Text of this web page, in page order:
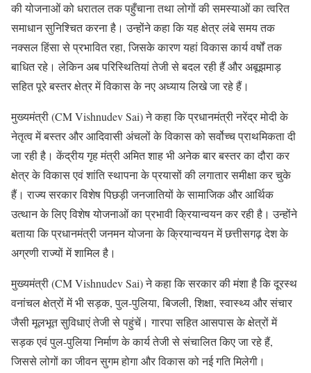
की योजनाओं को धरातल तक पहुँचाना तथा लोगों की समस्याओं का त्वरित
समाधान सुनिश्चित करना है। उन्होंने कहा कि यह क्षेत्र लंबे समय तक
नक्सल हिंसा से प्रभावित रहा, जिसके कारण यहां विकास कार्य वर्षों तक
बाधित रहे। लेकिन अब परिस्थितियां तेजी से बदल रही हैं और अबूझमाड़
सहित पूरे बस्तर क्षेत्र में विकास के नए अध्याय लिखे जा रहे हैं।
मुख्यमंत्री (CM Vishnudev Sai) ने कहा कि प्रधानमंत्री नरेंद्र मोदी के
नेतृत्व में बस्तर और आदिवासी अंचलों के विकास को सर्वोच्च प्राथमिकता दी
जा रही है। केंद्रीय गृह मंत्री अमित शाह भी अनेक बार बस्तर का दौरा कर
क्षेत्र के विकास एवं शांति स्थापना के प्रयासों की लगातार समीक्षा कर चुके
हैं। राज्य सरकार विशेष पिछड़ी जनजातियों के सामाजिक और आर्थिक
उत्थान के लिए विशेष योजनाओं का प्रभावी क्रियान्वयन कर रही है। उन्होंने
बताया कि प्रधानमंत्री जनमन योजना के क्रियान्वयन में छत्तीसगढ़ देश के
अग्रणी राज्यों में शामिल है।
मुख्यमंत्री (CM Vishnudev Sai) ने कहा कि सरकार की मंशा है कि दूरस्थ
वनांचल क्षेत्रों में भी सड़क, पुल-पुलिया, बिजली, शिक्षा, स्वास्थ्य और संचार
जैसी मूलभूत सुविधाएं तेजी से पहुंचें। गारपा सहित आसपास के क्षेत्रों में
सड़क एवं पुल-पुलिया निर्माण के कार्य तेजी से संचालित किए जा रहे हैं,
जिससे लोगों का जीवन सुगम होगा और विकास को नई गति मिलेगी।